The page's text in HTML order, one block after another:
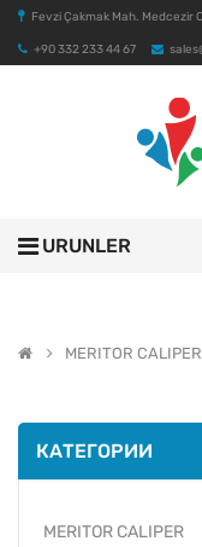
Fevzi Çakmak Mah. Medcezir
+90 332 233 44 67
URUNLER
MERITOR CALIPER
КАТЕГОРИИ
MERITOR CALIPER